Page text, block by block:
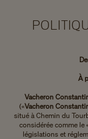
À
Vacheron
(«Vacheron
situé à Chemin du
considérée comme le
législations et